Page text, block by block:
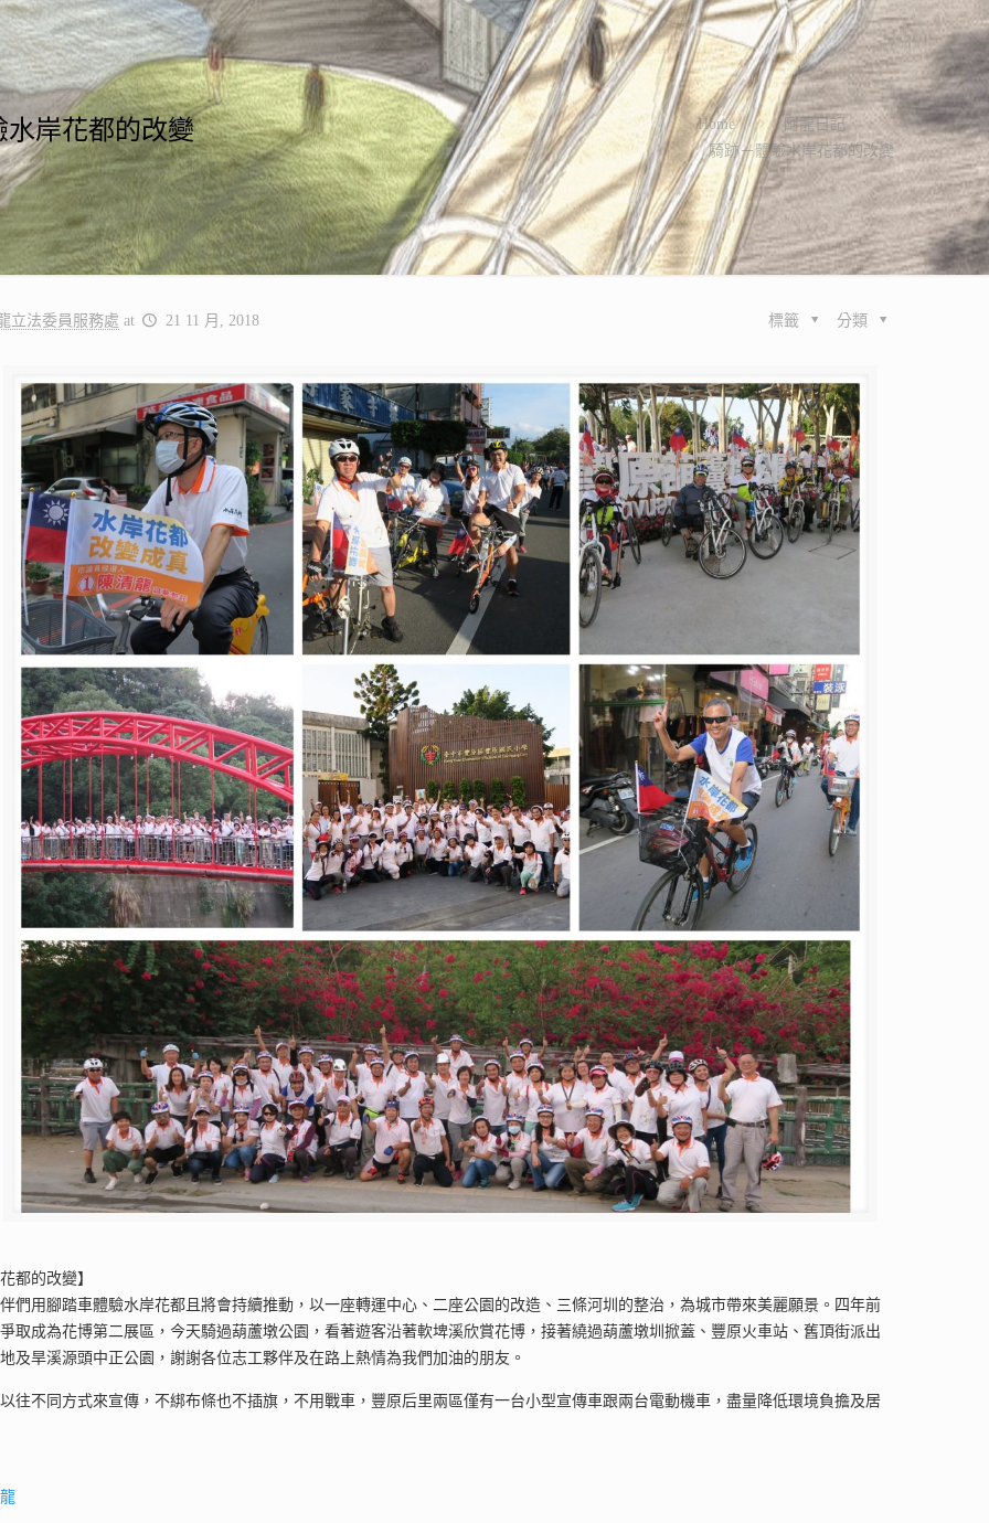
水岸花都的改變 Home
阿龍日記
騎跡－體驗水岸花都的改變
立法委員服務處 at 21 11 月, 2018 分類
標籤
都的改變】
們用腳踏車體驗水岸花都且將會持續推動，以一座轉運中心、二座公園的改造、三條河圳的整治，為城市帶來美麗願景。四年前
取成為花博第二展區，今天騎過葫蘆墩公園，看著遊客沿著軟埤溪欣賞花博，接著繞過葫蘆墩圳掀蓋、豐原火車站、舊頂街派出
及旱溪源頭中正公園，謝謝各位志工夥伴及在路上熱情為我們加油的朋友。
往不同方式來宣傳，不綁布條也不插旗，不用戰車，豐原后里兩區僅有一台小型宣傳車跟兩台電動機車，盡量降低環境負擔及居